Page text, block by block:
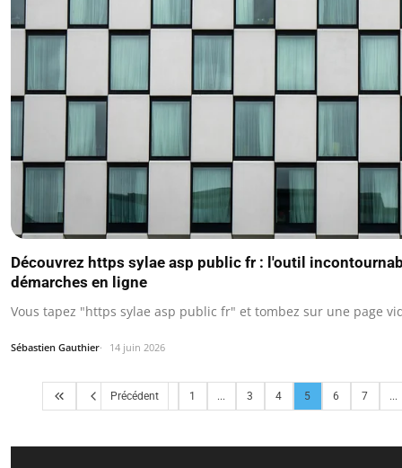
Découvrez https sylae asp public fr : l'outil
démarches en ligne
Vous tapez "https sylae asp public fr" et tombez sur une page
Sébastien Gauthier 14 juin 2026
Précédent 1 ... 3 4 5 6 7 ...